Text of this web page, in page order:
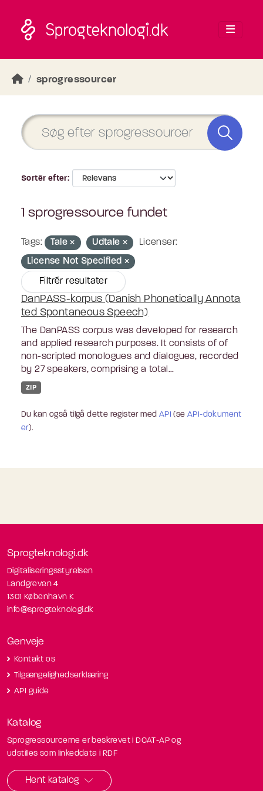
sprogressourcer
Sortér efter
1 sprogressource fundet
Tags: Tale Udtale
Licenser:
License Not Specified
Filtrér resultater
DanPASS-korpus (Danish Phonetically Annota
ted Spontaneous Speech)
The DanPASS corpus was developed for research
and applied research purposes. It consists of of
non-scripted monologues and dialogues, recorded
by 27 speakers, comprising a total...
ZIP
Du kan også tilgå dette register med API (seAPI-dokument
er).
Sprogteknologi.dk
Digitaliseringsstyrelsen
Landgreven 4
1301 København K
info@sprogteknologi.dk
Genveje
Kontakt os
Tilgængelighedserklæring
API guide
Katalog
Sprogressourcerne er beskrevet i DCAT-AP og
udstilles som linkeddata i RDF
Hent katalog